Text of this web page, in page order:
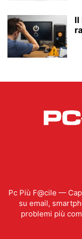
Il
Pc Più F@cile —
su email,
problemi più